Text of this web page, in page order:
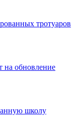
тротуаров
на обновление
школу